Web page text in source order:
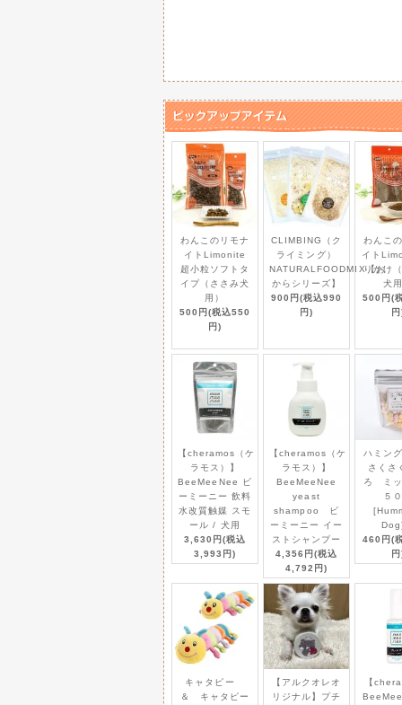
2025/ 6/2
ペット用浴衣（tassuウエ
今年の夏は浴衣でおしゃ
2025/ 6/2
［ポケティーノ］やわらか
お待たせしました！念願
2025/ 5/30
【Coocouture】 クーク
ペットのヌメリ汚れも水
さしい♪
2025/ 5/30
【ハイマイズー】HI! MY
固めのロープで噛み応え
2025/ 5/30
鹿肉五膳 プレミアム
美味しい鹿肉に栄養価の
2025/ 5/29
犬の帽子【Garden of
新商品が続々登場！！
2025/ 5/29
Bon・rupa（ボンルパ）
人気の米粉シリーズの仲間
わんこのリモナ
イトLimonite
超小粒ソフトタ
イプ（ささみ犬
用）
500円(税込550
円)
CLIMBING（ク
ライミング）
NATURALFOODMIX【お
からシリーズ】
900円(税込990
円)
わんこ
イト
りかけ
犬
500円(
【cheramos（ケ
ラモス）】
BeeMeeNee ビ
ーミーニー 飲料
水改質触媒 スモ
ール / 犬用
3,630円(税込
3,993円)
【cheramos（ケ
ラモス）】
BeeMeeNee
yeast
shampoo ビ
ーミーニー イー
ストシャンプー
4,356円(税込
4,792円)
ハミン
さくさ
ろ ミ
５
460円(
キャタピー
＆ キャタピー
【アルクオレオ
リジナル】プチ
【